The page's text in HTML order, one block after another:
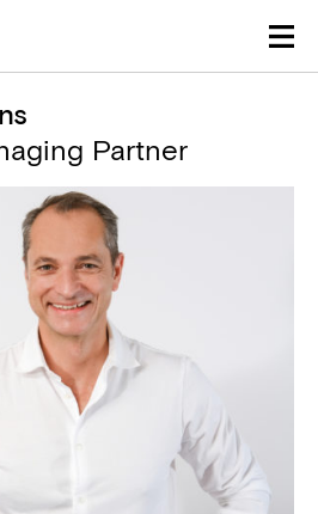
Partner